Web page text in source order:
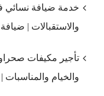
خدمة ضيافة نسائي
والاستقبالات |
تأجير مكيفات
والخيام